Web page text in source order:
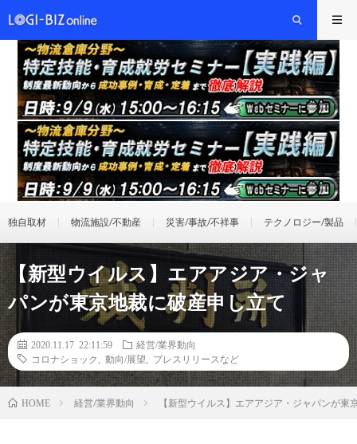
独自取材 物流施設/不動産 災害/事故/不祥事 テクノロジー/製品
【新型ウイルス】エアアジア・ジャ
パンが東京地裁に破産申し立て
2020.11.17 22:11:59
経営/業界動向
コロナショック
動向/展望 プレスリリースなど
HOME 経営/業界動向 【新型ウイルス】エアアジア・ジャパンが東